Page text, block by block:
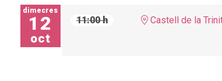
dimecres
12
oct
11:00 h Castell de la